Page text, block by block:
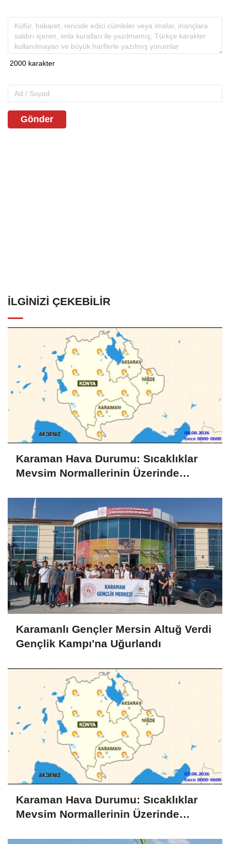
Gönder
İLGINIZI ÇEKEBILIR
Karaman Hava Durumu: Sıcaklıklar
Mevsim Normallerinin Üzerinde
Karamanlı Gençler Mersin Altuğ Verdi
Gençlik Kampı'na Uğurlandı
Karaman Hava Durumu: Sıcaklıklar
Mevsim Normallerinin Üzerinde